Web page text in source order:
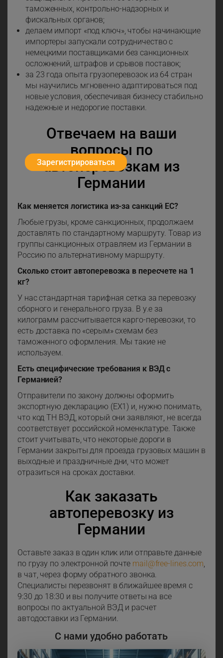
таможенных, контрольно-надзорных и
фискальных органов;
делаем импорт «под ключ», чтобы начинающие
импортеры запускали сотрудничество с
немецкими поставщиками без санкционных
осложнений, штрафов и срывов поставок;
за 23 года опыта грузоперевозок из 64 стран
мы научились мгновенно адаптироваться под
новые условия, обеспечивая бизнесу стабильно
надежные и недорогие поставки.
Отвечаем на ваши
вопросы по
автоперевозкам из
Германии
Как меняется логистика из-за санкций ЕС?
Любые грузы, кроме санкционных, продолжаем
доставлять по стандартному маршруту. Товар из
группы санкционных отравляем из Германии в
Россию по альтернативному маршруту.
Сколько стоит автоперевозка в пересчете на 1
кг?
У нас стандартная тарифная сетка за перевозку
сборного и генерального груза. В у.е за
килограмм рассчитывается карго-перевозки, то
есть доставка по «серым» схемам без
таможенного оформления. Мы такие не
используем.
Есть специфические требования к ВЭД с
Германией?
Отправители по закону должны оформить
экспортную декларацию (EX1) и, нужно понимать,
что код ТН ВЭД, который они заявляют, не всегда
соответствует российской номенклатуре. Также
стоит учитывать, что некоторые дороги в
Германии закрыты для проезда грузовых машин в
выходные и праздничные дни, что может
отразиться на сроках доставки.
Как заказать
автоперевозку из
Германии
Оставьте заказ в один клик или отправьте данные
по грузу по электронной почте mail@free-lines.com,
в чат, через форму обратного звонка.
Специалисты перезвонят в ближайшее время с
9:30 до 18:30 и вы получите ответы на все
вопросы по актуальной ВЭД и расчет
автодоставки из Германии.
С нами удобно работать
Зарегистрироваться